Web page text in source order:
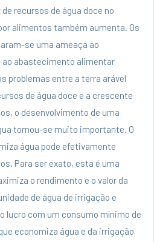
recursos de água doce no
alimentos também aumenta. Os
se uma ameaça ao
ao abastecimento alimentar
problemas entre a terra arável
de água doce e a crescente
o desenvolvimento de uma
tornou-se muito importante. O
água pode efetivamente
Para ser exato, esta é uma
o rendimento e o valor da
de água de irrigação e
lucro com um consumo mínimo de
economiza água e da irrigação